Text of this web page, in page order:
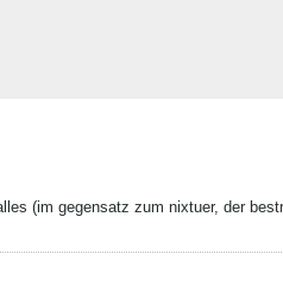
(im gegensatz zum nixtuer, der